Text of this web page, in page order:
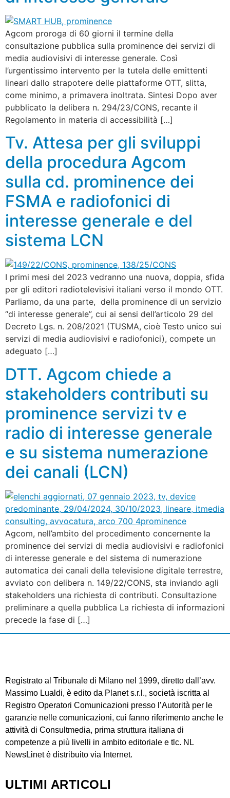
Agcom proroga di 60 giorni il termine della
consultazione pubblica sulla prominence dei servizi di
media audiovisivi di interesse generale. Così
l’urgentissimo intervento per la tutela delle emittenti
lineari dallo strapotere delle piattaforme OTT, slitta,
come minimo, a primavera inoltrata. Sintesi Dopo aver
pubblicato la delibera n. 294/23/CONS, recante il
Regolamento in materia di accessibilità […]
Tv. Attesa per gli sviluppi
della procedura Agcom
sulla cd. prominence dei
FSMA e radiofonici di
interesse generale e del
sistema LCN
I primi mesi del 2023 vedranno una nuova, doppia, sfida
per gli editori radiotelevisivi italiani verso il mondo OTT.
Parliamo, da una parte, della prominence di un servizio
“di interesse generale”, cui ai sensi dell’articolo 29 del
Decreto Lgs. n. 208/2021 (TUSMA, cioè Testo unico sui
servizi di media audiovisivi e radiofonici), compete un
adeguato […]
DTT. Agcom chiede a
stakeholders contributi su
prominence servizi tv e
radio di interesse generale
e su sistema numerazione
dei canali (LCN)
Agcom, nell’ambito del procedimento concernente la
prominence dei servizi di media audiovisivi e radiofonici
di interesse generale e del sistema di numerazione
automatica dei canali della televisione digitale terrestre,
avviato con delibera n. 149/22/CONS, sta inviando agli
stakeholders una richiesta di contributi. Consultazione
preliminare a quella pubblica La richiesta di informazioni
precede la fase di […]
Registrato al Tribunale di Milano nel 1999, diretto dall’avv.
Massimo Lualdi, è edito da Planet s.r.l., società iscritta al
Registro Operatori Comunicazioni presso l’Autorità per le
garanzie nelle comunicazioni, cui fanno riferimento anche le
attività di Consultmedia, prima struttura italiana di
competenze a più livelli in ambito editoriale e tlc. NL
NewsLinet è distribuito via Internet.
ULTIMI ARTICOLI